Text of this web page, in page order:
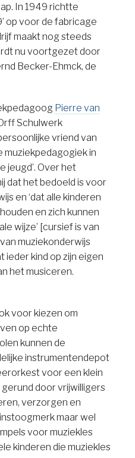
In 1949 richtte
op voor de fabricage
maakt nog steeds
nu voortgezet door
Becker-Ehmck, de
Pierre van
Schulwerk
vriend van
muziekpedagogiek in
jeugd’. Over het
dat het bedoeld is voor
en ‘dat alle kinderen
en zich kunnen
wijze’ [cursief is van
muziekonderwijs
ieder kind op zijn eigen
het musiceren.
voor kiezen om
op echte
kunnen de
instrumentendepot
voor een klein
door vrijwilligers
verzorgen en
maar wel
voor muziekles
kinderen die muziekles